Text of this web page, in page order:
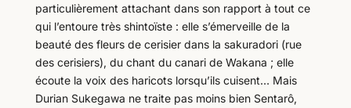
particulièrement attachant dans son rapport à tout ce
qui l’entoure très shintoïste : elle s’émerveille de la
beauté des fleurs de cerisier dans la sakuradori (rue
des cerisiers), du chant du canari de Wakana ; elle
écoute la voix des haricots lorsqu’ils cuisent… Mais
Durian Sukegawa ne traite pas moins bien Sentarô,